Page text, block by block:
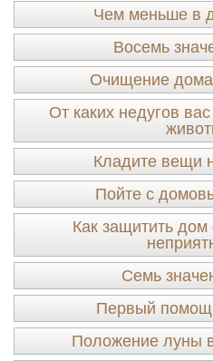
Чем меньше в
Восемь
Очищение дома
От каких недугов
Кладите вещи
Пойте с
Как защитить
Семь
Первый
Положение луны